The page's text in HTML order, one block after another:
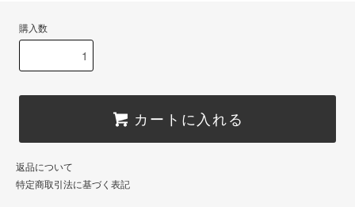
購入数
カートに入れる
返品について
特定商取引法に基づく表記